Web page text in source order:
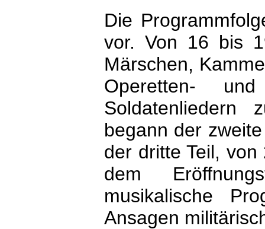
Die
vor. Von 16 bis
Märschen,
Operetten-
Soldatenliedern
begann der
der dritte Teil,
dem
musikalische
Ansagen